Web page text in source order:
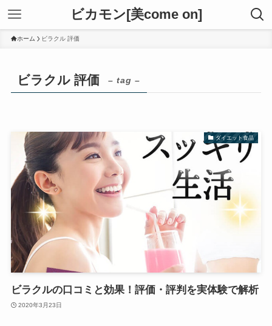
ビカモン[美come on]
ホーム ビラクル 評価
ビラクル 評価 – tag –
ダイエット食品
ビラクルの口コミと効果！評価・評判を実体験で解析
2020年3月23日